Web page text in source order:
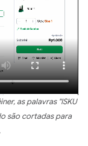
as palavras "ISKU
são cortadas para